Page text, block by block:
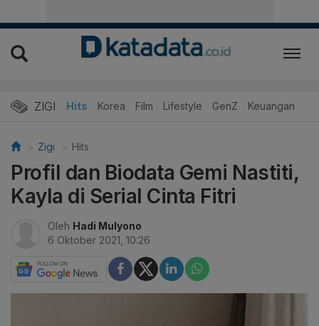
ZIGI Hits Korea Film Lifestyle GenZ Keuangan
Zigi Hits
Profil dan Biodata Gemi Nastiti,
Kayla di Serial Cinta Fitri
Oleh Hadi Mulyono
6 Oktober 2021, 10:26